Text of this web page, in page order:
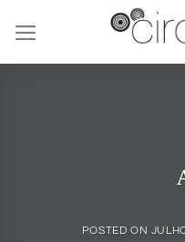
content
POSTED ON